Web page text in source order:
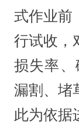
式作业前
行试收，
损失率
漏割、堵
此为依据